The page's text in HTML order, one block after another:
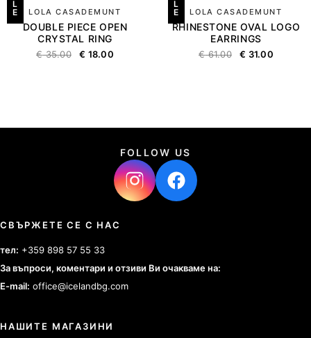
L
E
LOLA CASADEMUNT
DOUBLE PIECE OPEN
CRYSTAL RING
€35.00 € 18.00
L
E
LOLA CASADEMUNT
RHINESTONE OVAL LOGO
EARRINGS
€61.00 € 31.00
FOLLOW US
СВЪРЖЕТЕ СЕ С НАС
тел: +359 898 57 55 33
За въпроси, коментари и отзиви Ви очакваме на:
E-mail: office@icelandbg.com
НАШИТЕ МАГАЗИНИ